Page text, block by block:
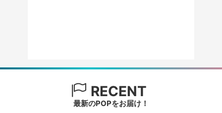
RECENT
最新のPOPをお届け！